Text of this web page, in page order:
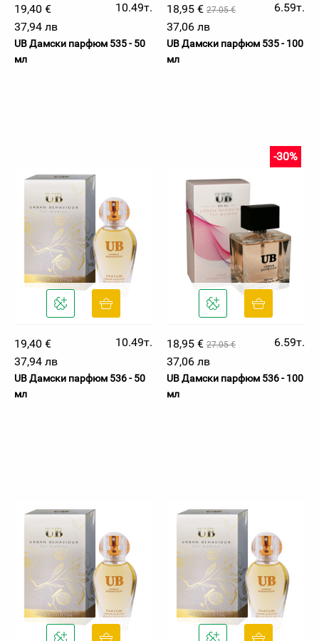
19,40 €
10.49т.
37,94 лв
UB Дамски парфюм 535 - 50
мл
18,95 € 27.05 €
6.59т.
37,06 лв
UB Дамски парфюм 535 - 100
мл
19,40 €
10.49т.
37,94 лв
UB Дамски парфюм 536 - 50
мл
18,95 € 27.05 €
-30%
6.59т.
37,06 лв
UB Дамски парфюм 536 - 100
мл